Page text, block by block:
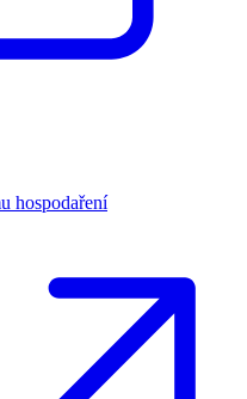
hospodaření